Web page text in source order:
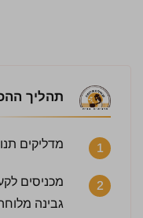
תהליך
1 מדליקים תנור ל –
2
מכניסים